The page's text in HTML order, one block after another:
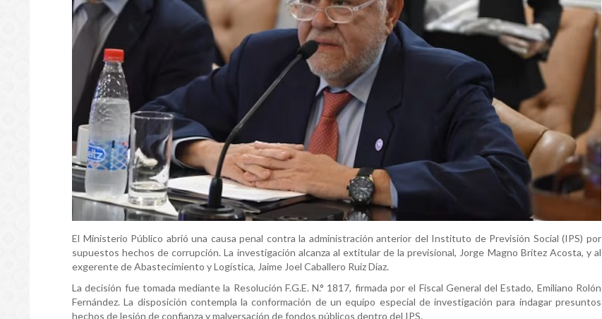
El Ministerio Público abrió una causa penal contra la administración anterior del Instituto de Previsión Social (IPS) por
supuestos hechos de corrupción. La investigación alcanza al extitular de la previsional, Jorge Magno Brítez Acosta, y al
exgerente de Abastecimiento y Logística, Jaime Joel Caballero Ruiz Díaz.
La decisión fue tomada mediante la Resolución F.G.E. N.° 1817, firmada por el Fiscal General del Estado, Emiliano Rolón
Fernández. La disposición contempla la conformación de un equipo especial de investigación para indagar presuntos
hechos de lesión de confianza y malversación de fondos públicos dentro del IPS.